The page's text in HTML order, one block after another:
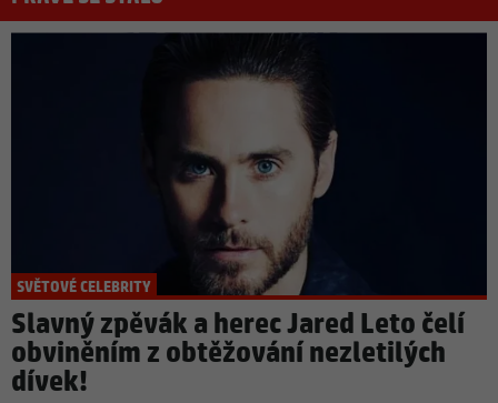
SVĚTOVÉ CELEBRITY
Slavný zpěvák a herec Jared Leto čelí
obviněním z obtěžování nezletilých
dívek!